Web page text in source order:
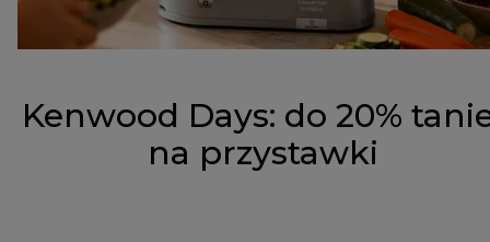
Kenwood Days: do 20%
na przystawki